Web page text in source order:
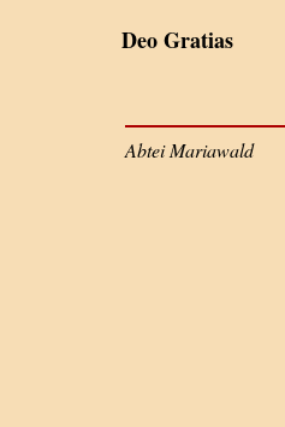
Deo Gratias
Abtei Mariawald